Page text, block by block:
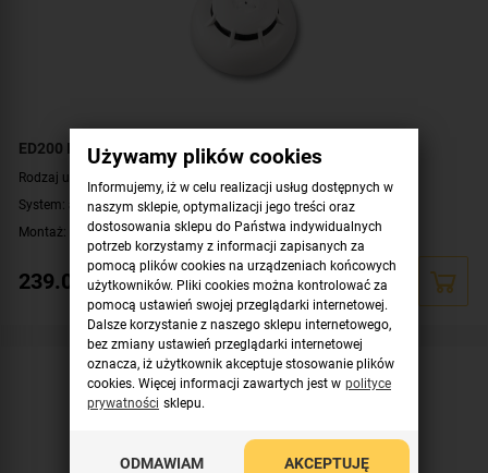
ED200 INIM Adresowalny czujnik ciepła bez gniazda
Rodzaj urządzenia:
System:
adresowalny
Montaż:
na suficie
239.00zł
Używamy plików cookies
Informujemy, iż w celu realizacji usług dostępnych w
naszym sklepie, optymalizacji jego treści oraz
dostosowania sklepu do Państwa indywidualnych
potrzeb korzystamy z informacji zapisanych za
pomocą plików cookies na urządzeniach końcowych
użytkowników. Pliki cookies można kontrolować za
pomocą ustawień swojej przeglądarki internetowej.
Dalsze korzystanie z naszego sklepu internetowego,
bez zmiany ustawień przeglądarki internetowej
oznacza, iż użytkownik akceptuje stosowanie plików
cookies. Więcej informacji zawartych jest w polityce
prywatności sklepu.
ODMAWIAM AKCEPTUJĘ